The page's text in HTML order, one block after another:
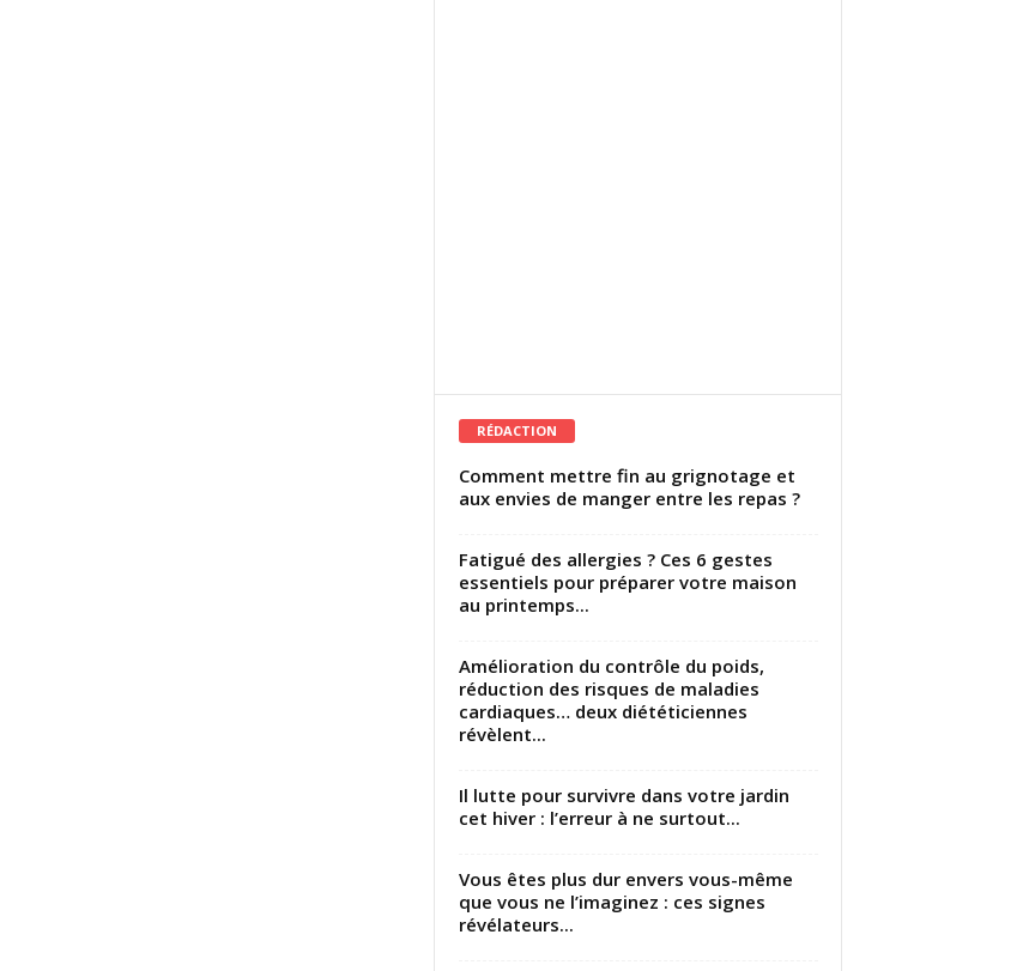
RÉDACTION
Comment mettre fin au grignotage et
aux envies de manger entre les repas ?
Fatigué des allergies ? Ces 6 gestes
essentiels pour préparer votre maison
au printemps...
Amélioration du contrôle du poids,
réduction des risques de maladies
cardiaques… deux diététiciennes
révèlent...
Il lutte pour survivre dans votre jardin
cet hiver : l’erreur à ne surtout...
Vous êtes plus dur envers vous-même
que vous ne l’imaginez : ces signes
révélateurs...